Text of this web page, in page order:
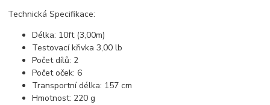
Technická Specifikace:
Délka: 10ft (3,00m)
Testovací křivka 3,00 lb
Počet dílů: 2
Počet oček: 6
Transportní délka: 157 cm
Hmotnost: 220 g